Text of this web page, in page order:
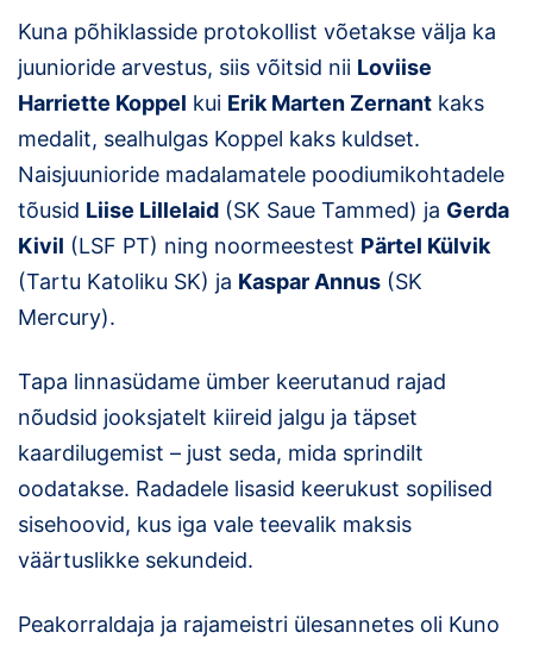
Kuna põhiklasside protokollist võetakse välja ka
juunioride arvestus, siis võitsid nii Loviise
Harriette Koppel kui Erik Marten Zernant kaks
medalit, sealhulgas Koppel kaks kuldset.
Naisjuunioride madalamatele poodiumikohtadele
tõusid Liise Lillelaid (SK Saue Tammed) ja Gerda
Kivil (LSF PT) ning noormeestest Pärtel Külvik
(Tartu Katoliku SK) ja Kaspar Annus (SK
Mercury).
Tapa linnasüdame ümber keerutanud rajad
nõudsid jooksjatelt kiireid jalgu ja täpset
kaardilugemist – just seda, mida sprindilt
oodatakse. Radadele lisasid keerukust sopilised
sisehoovid, kus iga vale teevalik maksis
väärtuslikke sekundeid.
Peakorraldaja ja rajameistri ülesannetes oli Kuno